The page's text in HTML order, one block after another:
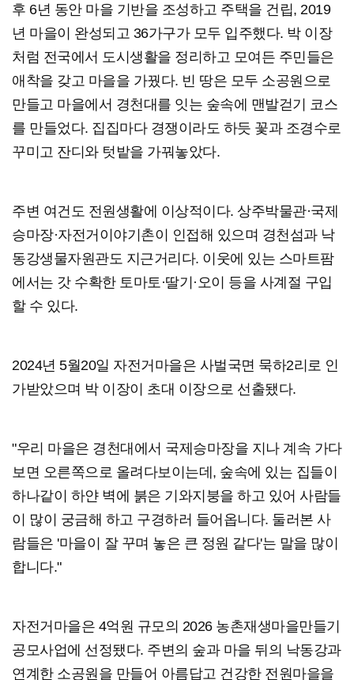
후 6년 동안 마을 기반을 조성하고 주택을 건립, 2019
년 마을이 완성되고 36가구가 모두 입주했다. 박 이장
처럼 전국에서 도시생활을 정리하고 모여든 주민들은
애착을 갖고 마을을 가꿨다. 빈 땅은 모두 소공원으로
만들고 마을에서 경천대를 잇는 숲속에 맨발걷기 코스
를 만들었다. 집집마다 경쟁이라도 하듯 꽃과 조경수로
꾸미고 잔디와 텃밭을 가꿔놓았다.
주변 여건도 전원생활에 이상적이다. 상주박물관·국제
승마장·자전거이야기촌이 인접해 있으며 경천섬과 낙
동강생물자원관도 지근거리다. 이웃에 있는 스마트팜
에서는 갓 수확한 토마토·딸기·오이 등을 사계절 구입
할 수 있다.
2024년 5월20일 자전거마을은 사벌국면 묵하2리로 인
가받았으며 박 이장이 초대 이장으로 선출됐다.
"우리 마을은 경천대에서 국제승마장을 지나 계속 가다
보면 오른쪽으로 올려다보이는데, 숲속에 있는 집들이
하나같이 하얀 벽에 붉은 기와지붕을 하고 있어 사람들
이 많이 궁금해 하고 구경하러 들어옵니다. 둘러본 사
람들은 '마을이 잘 꾸며 놓은 큰 정원 같다'는 말을 많이
합니다."
자전거마을은 4억원 규모의 2026 농촌재생마을만들기
공모사업에 선정됐다. 주변의 숲과 마을 뒤의 낙동강과
연계한 소공원을 만들어 아름답고 건강한 전원마을을